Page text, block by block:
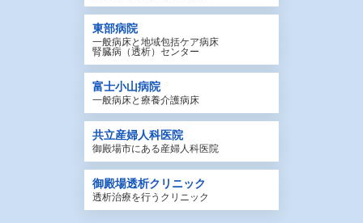
東部病院
一般病床と地域包括ケア病床
腎臓病（透析）センター
富士小山病院
一般病床と療養介護病床
共立産婦人科医院
御殿場市にある産婦人科医院
御殿場透析クリニック
透析治療を行うクリニック